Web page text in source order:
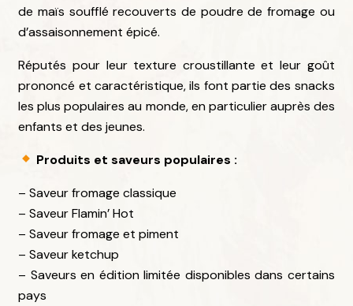
de maïs soufflé recouverts de poudre de fromage ou
d’assaisonnement épicé.
Réputés pour leur texture croustillante et leur goût
prononcé et caractéristique, ils font partie des snacks
les plus populaires au monde, en particulier auprès des
enfants et des jeunes.
Produits et saveurs populaires :
– Saveur fromage classique
– Saveur Flamin’ Hot
– Saveur fromage et piment
– Saveur ketchup
– Saveurs en édition limitée disponibles dans certains
pays